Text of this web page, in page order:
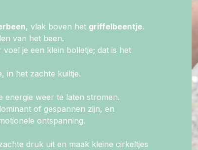
, vlak boven het griffelbeentje.
van het been.
je een klein bolletje; dat is het
in het zachte kuiltje.
energie weer te laten stromen.
of gespannen zijn, en
ontspanning.
druk uit en maak kleine cirkeltjes